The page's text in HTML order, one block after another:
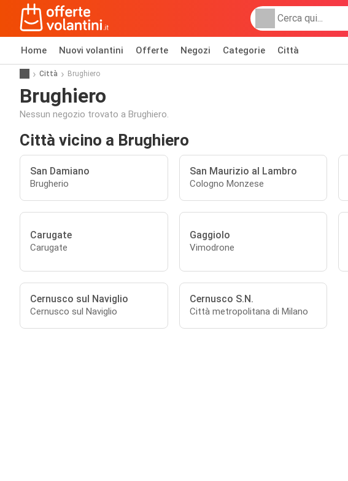
Home Nuovi volantini Offerte Negozi Categorie Città
Città Brughiero
Brughiero
Nessun negozio trovato a Brughiero.
Città vicino a Brughiero
San Damiano
Brugherio
San Maurizio al Lambro
Cologno Monzese
Carugate
Carugate
Gaggiolo
Vimodrone
Cernusco sul Naviglio
Cernusco sul Naviglio
Cernusco S.N.
Città metropolitana di Milano